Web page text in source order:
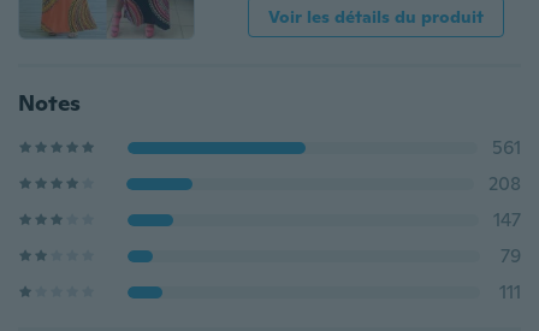
Voir les détails du produit
Notes
561
208
147
79
111